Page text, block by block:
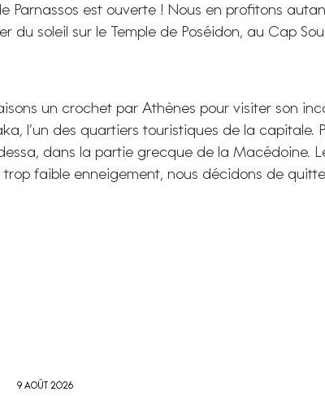
Parnassos est ouverte ! Nous en profitons
du soleil sur le Temple de Poséidon, au Cap
un crochet par Athènes pour visiter son
l’un des quartiers touristiques de la capitale.
dans la partie grecque de la Macédoine.
faible enneigement, nous décidons de
9 AOÛT 2026